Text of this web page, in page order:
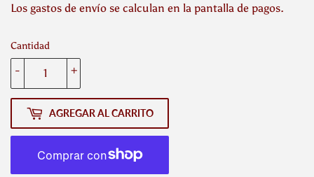
Los gastos de envío se calculan en la pantalla de pagos.
Cantidad
+
-
AGREGAR AL CARRITO